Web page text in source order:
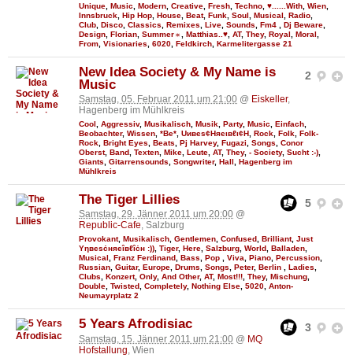
Unique Music Modern Creative Fresh Techno ♥......With Wien
Innsbruck Hip Hop House Beat, Funk Soul Musical Radio
Club Disco Classics Remixes Live Sounds Fm4 Dj Beware
Design Florian Summer☼ Matthias..♥ AT, They, Royal Moral
From Visionaries 6020 Feldkirch Karmelitergasse 21
2
New Idea Society & My Name is
Music
Samstag, 05. Februar 2011 um 21:00 @ Eiskeller,
Hagenberg im Mühlkreis
Cool Aggressiv, Musikalisch Musik Party, Music Einfach
Beobachter, Wissen *Be* Uивєs¢Няєιвℓι¢Н Rock Folk Folk-
Rock Bright Eyes Beats Pj Harvey, Fugazi Songs
Conor
Oberst, Band Texten Mike Leute AT, They, - Society, Sucht :-)
Giants
Gitarrensounds Songwriter, Hall
Hagenberg im
Mühlkreis
5
The Tiger Lillies
Samstag, 29. Jänner 2011 um 20:00 @
Republic-Cafe, Salzburg
Provokant, Musikalisch, Gentlemen, Confused, Brilliant, Just
Υηвєѕċняєîвℓîċн :)), Tiger, Here, Salzburg, World, Balladen,
Musical , Franz Ferdinand, Bass, Pop , Viva, Piano, Percussion,
Russian, Guitar, Europe, Drums, Songs, Peter, Berlin , Ladies,
Clubs, Konzert, Only, And Other, AT, Most!!!, They, Mischung,
Double, Twisted, Completely, Nothing Else, 5020, Anton-
Neumayrplatz 2
3
5 Years Afrodisiac
Samstag, 15. Jänner 2011 um 21:00 @ MQ
Hofstallung, Wien